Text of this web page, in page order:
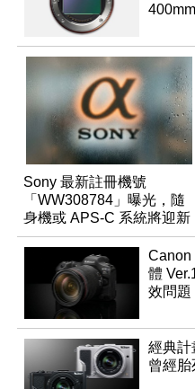
Sony 最新註冊機號
「WW308784」曝光，隨
身機或 APS-C 系統將迎新
成員？
Canon
體
效問題
經典
曾經